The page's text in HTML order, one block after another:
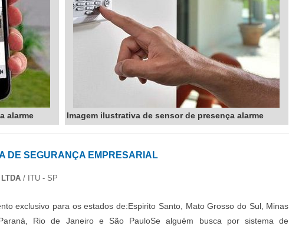
alarme Imagem ilustrativa de sensor de presença alarme
DE SEGURANÇA EMPRESARIAL
/ ITU - SP
exclusivo para os estados de:Espirito Santo, Mato Grosso do Sul, Minas
Rio de Janeiro e São PauloSe alguém busca por sistema de